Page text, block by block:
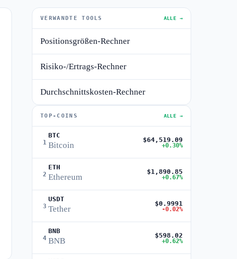
VERWANDTE TOOLS ALLE →
Positionsgrößen-Rechner
Risiko-/Ertrags-Rechner
Durchschnittskosten-Rechner
TOP-COINS ALLE →
1
BTC
Bitcoin
$64,519.09
+0.30%
2
ETH
Ethereum
$1,890.85
+0.67%
3
USDT
Tether
$0.9991
-0.02%
4
BNB
BNB
$598.02
+0.62%